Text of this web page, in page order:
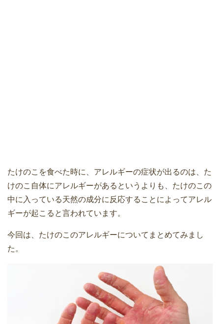
たけのこを食べた時に、アレルギーの症状が出るのは、た
けのこ自体にアレルギーがあるというよりも、たけのこの
中に入っている天然の成分に反応することによってアレル
ギーが起こると言われています。
今回は、たけのこのアレルギーについてまとめてみまし
た。